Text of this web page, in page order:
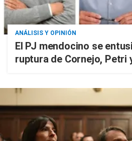
ANÁLISIS Y OPINIÓN
El PJ mendocino se
ruptura de Cornejo, Petri